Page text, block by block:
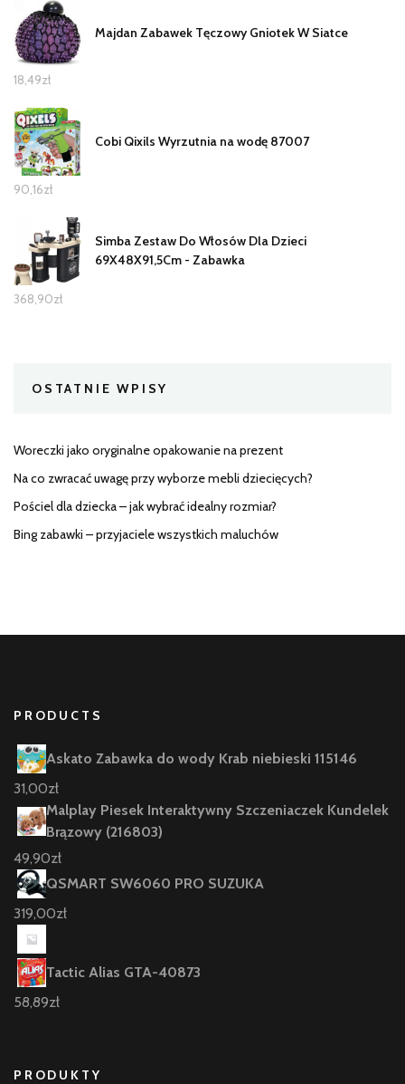
Majdan Zabawek Tęczowy Gniotek W Siatce
18,49zł
Cobi Qixils Wyrzutnia na wodę 87007
90,16zł
Simba Zestaw Do Włosów Dla Dzieci
69X48X91,5Cm - Zabawka
368,90zł
OSTATNIE WPISY
Woreczki jako oryginalne opakowanie na prezent
Na co zwracać uwagę przy wyborze mebli dziecięcych?
Pościel dla dziecka – jak wybrać idealny rozmiar?
Bing zabawki – przyjaciele wszystkich maluchów
PRODUCTS
Askato Zabawka do wody Krab niebieski 115146
31,00zł
Malplay Piesek Interaktywny Szczeniaczek Kundelek
Brązowy (216803)
49,90zł
QSMART SW6060 PRO SUZUKA
319,00zł
Tactic Alias GTA-40873
58,89zł
PRODUKTY